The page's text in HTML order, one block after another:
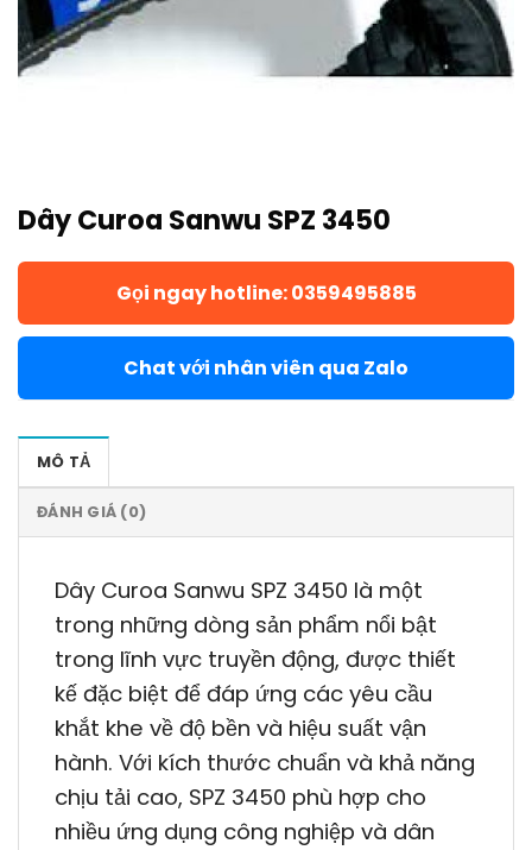
Dây Curoa Sanwu SPZ 3450
Gọi ngay hotline: 0359495885
Chat với nhân viên qua Zalo
MÔ TẢ
ĐÁNH GIÁ (0)
Dây Curoa Sanwu SPZ 3450 là một
trong những dòng sản phẩm nổi bật
trong lĩnh vực truyền động, được thiết
kế đặc biệt để đáp ứng các yêu cầu
khắt khe về độ bền và hiệu suất vận
hành. Với kích thước chuẩn và khả năng
chịu tải cao, SPZ 3450 phù hợp cho
nhiều ứng dụng công nghiệp và dân